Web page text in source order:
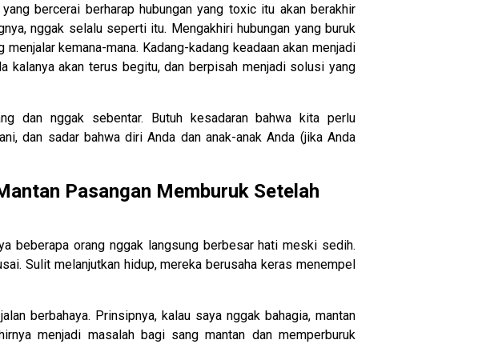
bercerai berharap hubungan yang toxic itu akan berakhir
nggak selalu seperti itu. Mengakhiri hubungan yang buruk
kemana-mana. Kadang-kadang keadaan akan menjadi
kalanya akan terus begitu, dan berpisah menjadi solusi yang
dan nggak sebentar. Butuh kesadaran bahwa kita perlu
dan sadar bahwa diri Anda dan anak-anak Anda (jika Anda
Pasangan Memburuk Setelah
beberapa orang nggak langsung berbesar hati meski sedih.
Sulit melanjutkan hidup, mereka berusaha keras menempel
berbahaya. Prinsipnya, kalau saya nggak bahagia, mantan
menjadi masalah bagi sang mantan dan memperburuk